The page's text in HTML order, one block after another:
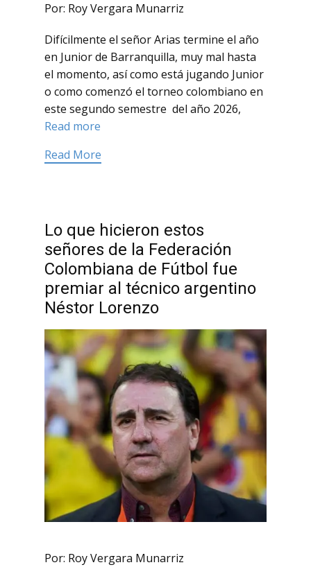
Por: Roy Vergara Munarriz
Difícilmente el señor Arias termine el año
en Junior de Barranquilla, muy mal hasta
el momento, así como está jugando Junior
o como comenzó el torneo colombiano en
este segundo semestre del año 2026,
Read more
Read More
Lo que hicieron estos
señores de la Federación
Colombiana de Fútbol fue
premiar al técnico argentino
Néstor Lorenzo
Por: Roy Vergara Munarriz